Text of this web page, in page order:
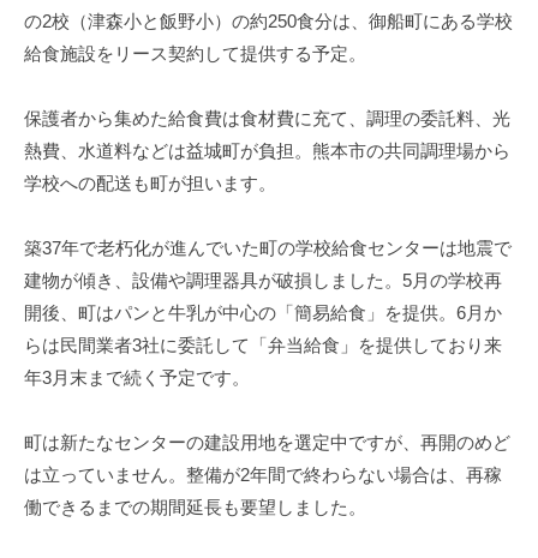
の2校（津森小と飯野小）の約250食分は、御船町にある学校
給食施設をリース契約して提供する予定。
保護者から集めた給食費は食材費に充て、調理の委託料、光
熱費、水道料などは益城町が負担。熊本市の共同調理場から
学校への配送も町が担います。
築37年で老朽化が進んでいた町の学校給食センターは地震で
建物が傾き、設備や調理器具が破損しました。5月の学校再
開後、町はパンと牛乳が中心の「簡易給食」を提供。6月か
らは民間業者3社に委託して「弁当給食」を提供しており来
年3月末まで続く予定です。
町は新たなセンターの建設用地を選定中ですが、再開のめど
は立っていません。整備が2年間で終わらない場合は、再稼
働できるまでの期間延長も要望しました。